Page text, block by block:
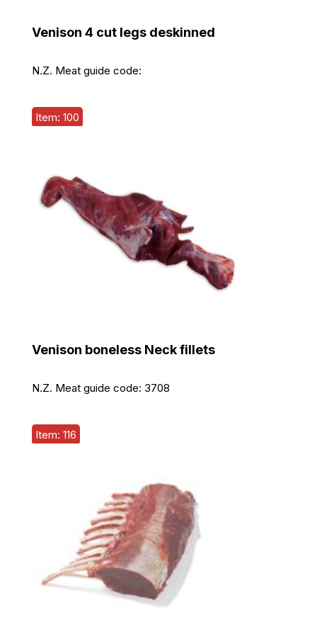
Venison 4 cut legs deskinned
N.Z. Meat guide code:
Item: 100
Venison boneless Neck fillets
N.Z. Meat guide code: 3708
Item: 116